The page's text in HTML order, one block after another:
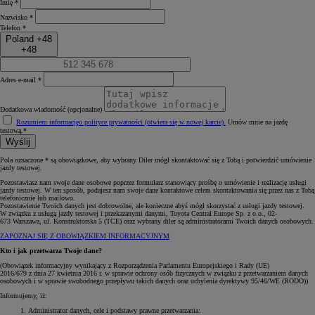
Imię *
Nazwisko *
Telefon *
Poland +48
+48
Adres e-mail *
Dodatkowa wiadomość (opcjonalne)
Rozumiem informacjęo polityce prywatności (otwiera się w nowej karcie) Umów mnie na jazdę
testową.*
Wyślij
Pola oznaczone * są obowiązkowe, aby wybrany Diler mógł skontaktować się z Tobą i potwierdzić umówienie
jazdy testowej.
Pozostawiasz nam swoje dane osobowe poprzez formularz stanowiący prośbę o umówienie i realizację usługi
jazdy testowej. W ten sposób, podajesz nam swoje dane kontaktowe celem skontaktowania się przez nas z Tobą
telefonicznie lub mailowo.
Pozostawienie Twoich danych jest dobrowolne, ale konieczne abyś mógł skorzystać z usługi jazdy testowej.
W związku z usługą jazdy testowej i przekazanymi danymi, Toyota Central Europe Sp. z o.o., 02-
673 Warszawa, ul. Konstruktorska 5 (TCE) oraz wybrany diler są administratorami Twoich danych osobowych.
ZAPOZNAJ SIĘ Z OBOWIĄZKIEM INFORMACYJNYM
Kto i jak przetwarza Twoje dane?
(Obowiązek informacyjny wynikający z Rozporządzenia Parlamentu Europejskiego i Rady (UE)
2016/679 z dnia 27 kwietnia 2016 r. w sprawie ochrony osób fizycznych w związku z przetwarzaniem danych
osobowych i w sprawie swobodnego przepływu takich danych oraz uchylenia dyrektywy 95/46/WE (RODO))
Informujemy, iż:
Administrator danych, cele i podstawy prawne przetwarzania: